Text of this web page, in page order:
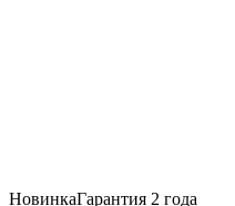
НовинкаГарантия 2 года